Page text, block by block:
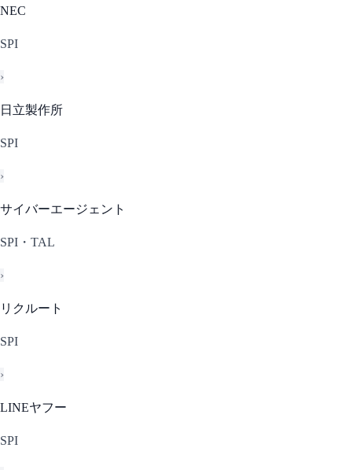
NEC
SPI
›
日立製作所
SPI
›
サイバーエージェント
SPI・TAL
›
リクルート
SPI
›
LINEヤフー
SPI